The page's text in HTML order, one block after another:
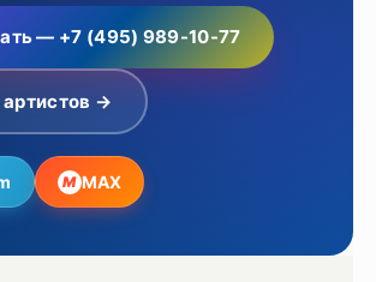
— +7 (495) 989-10-77
артистов →
M MAX